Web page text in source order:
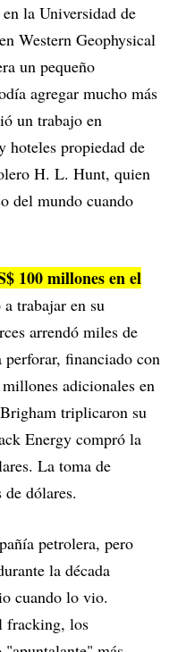
la Universidad de
Western Geophysical
un pequeño
agregar mucho más
un trabajo en
hoteles propiedad de
H. L. Hunt, quien
del mundo cuando
100 millones en el
trabajar en su
arrendó miles de
perforar, financiado con
adicionales en
triplicaron su
Energy compró la
La toma de
dólares.
petrolera, pero
la década
cuando lo vio.
fracking, los